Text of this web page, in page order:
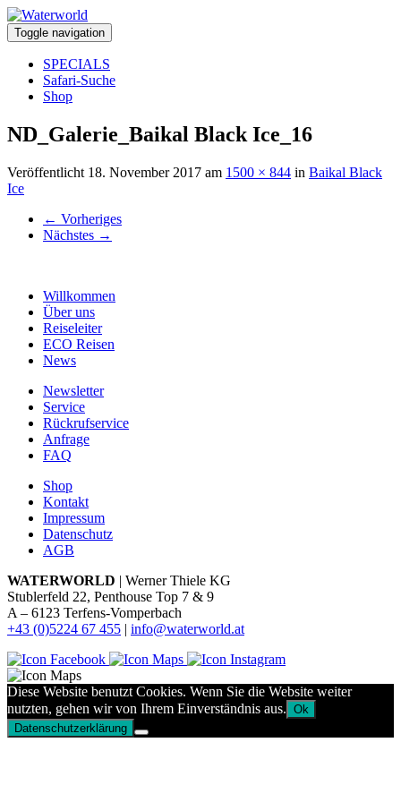
Toggle navigation
SPECIALS
Safari-Suche
Shop
ND_Galerie_Baikal Black Ice_16
Veröffentlicht 18. November 2017 am 1500 × 844 in Baikal Black
Ice
← Vorheriges
Nächstes →
Willkommen
Über uns
Reiseleiter
ECO Reisen
News
Newsletter
Service
Rückrufservice
Anfrage
FAQ
Shop
Kontakt
Impressum
Datenschutz
AGB
WATERWORLD | Werner Thiele KG
Stublerfeld 22, Penthouse Top 7 & 9
A – 6123 Terfens-Vomperbach
+43 (0)5224 67 455 | info@waterworld.at
Diese Website benutzt Cookies. Wenn Sie die Website weiter
nutzten, gehen wir von Ihrem Einverständnis aus. Ok
Datenschutzerklärung